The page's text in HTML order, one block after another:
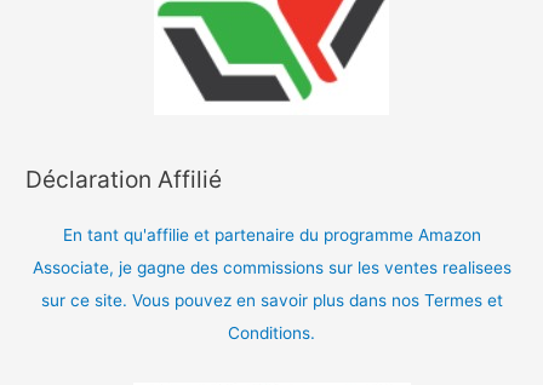
Déclaration Affilié
En tant qu'affilie et partenaire du programme Amazon
Associate, je gagne des commissions sur les ventes realisees
sur ce site. Vous pouvez en savoir plus dans nos Termes et
Conditions.